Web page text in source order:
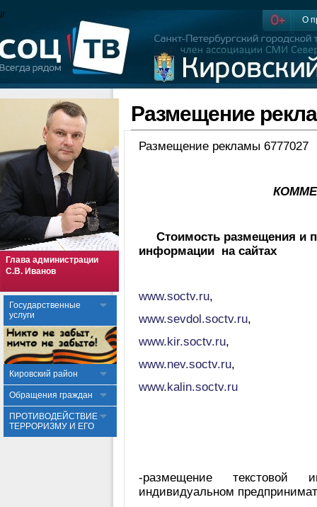
О
//
Глава администрации
С.В. Иванов
Государственные
услуги
Кировский район
Обращения граждан
ПРОТИВОДЕЙСТВИЕ
ТЕРРОРИЗМУ И ЕГО
Размещение
Размещение рекламы
Стоимость размещения и
информации на сайтах
www.soctv.ru,
www.sevdol.soctv.ru,
www.kir.soctv.ru,
www.nev.soctv.ru,
www.kalin.soctv.ru
-размещение текстовой
индивидуальном